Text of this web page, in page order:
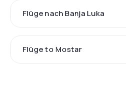
Flüge nach Banja Luka
Flüge to Mostar